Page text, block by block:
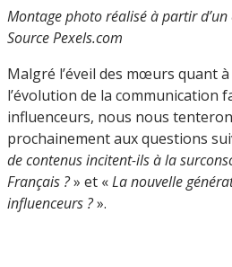
Montage photo réalisé à partir
Source Pexels.com
Malgré l’éveil des mœurs quant
l’évolution de la communication
influenceurs, nous nous
prochainement aux questions
de contenus incitent-ils à la
Français ?» et «La nouvelle
influenceurs ?».